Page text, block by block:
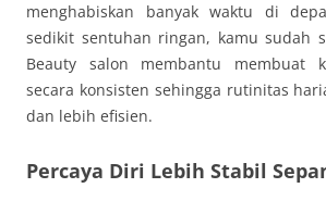
menghabiskan banyak waktu di
sedikit sentuhan ringan, kamu sudah
Beauty salon membantu membuat
secara konsisten sehingga rutinitas
dan lebih efisien.
Percaya Diri Lebih Stabil